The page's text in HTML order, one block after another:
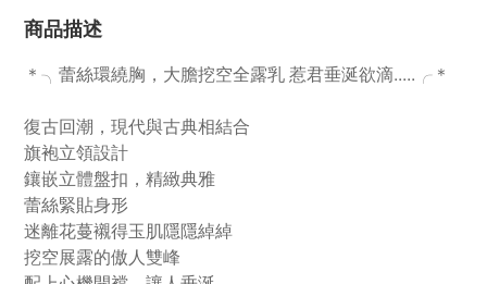
商品描述
＊╮蕾絲環繞胸，大膽挖空全露乳 惹君垂涎欲滴.....╭＊
復古回潮，現代與古典相結合
旗袍立領設計
鑲嵌立體盤扣，精緻典雅
蕾絲緊貼身形
迷離花蔓襯得玉肌隱隱綽綽
挖空展露的傲人雙峰